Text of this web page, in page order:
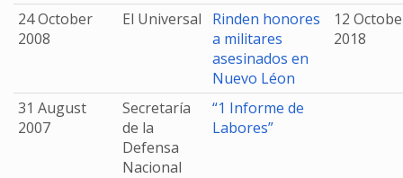
24 October
2008
El Universal
Rinden honores
a militares
asesinados en
Nuevo Léon
12
2018
31 August
2007
Secretaría
de la
Defensa
Nacional
“1 Informe de
Labores”